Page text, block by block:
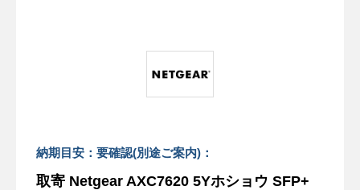
納期目安：要確認(別途ご案内)：
取寄 Netgear AXC7620 5Yホショウ SFP+